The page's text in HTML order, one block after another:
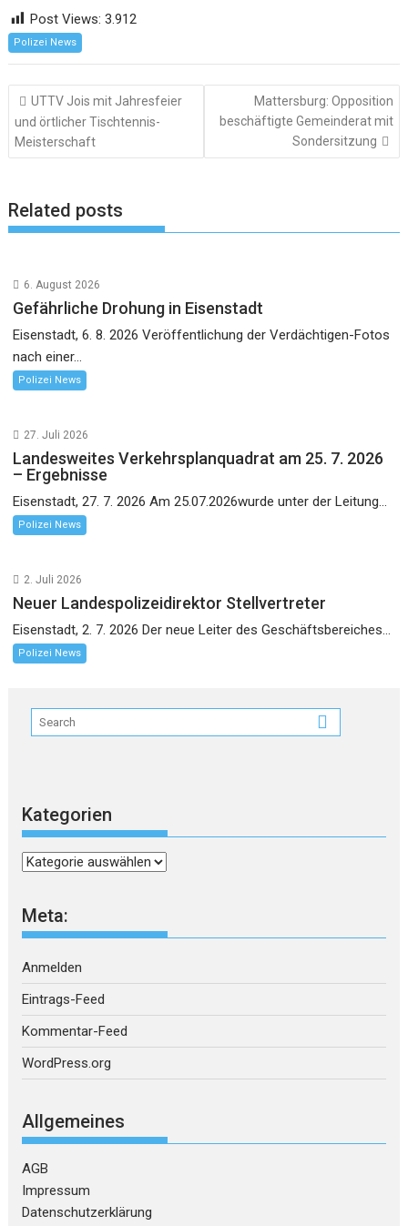
Post Views: 3.912
Polizei News
Beitragsnavigation
UTTV Jois mit Jahresfeier
und örtlicher Tischtennis-
Meisterschaft
Mattersburg: Opposition
beschäftigte Gemeinderat mit
Sondersitzung
Related posts
6. August 2026
Gefährliche Drohung in Eisenstadt
Eisenstadt, 6. 8. 2026 Veröffentlichung der Verdächtigen-Fotos
nach einer...
Polizei News
27. Juli 2026
Landesweites Verkehrsplanquadrat am 25. 7. 2026
– Ergebnisse
Eisenstadt, 27. 7. 2026 Am 25.07.2026wurde unter der Leitung...
Polizei News
2. Juli 2026
Neuer Landespolizeidirektor Stellvertreter
Eisenstadt, 2. 7. 2026 Der neue Leiter des Geschäftsbereiches...
Polizei News
Kategorien
Kategorien
Meta:
Anmelden
Eintrags-Feed
Kommentar-Feed
WordPress.org
Allgemeines
AGB
Impressum
Datenschutzerklärung